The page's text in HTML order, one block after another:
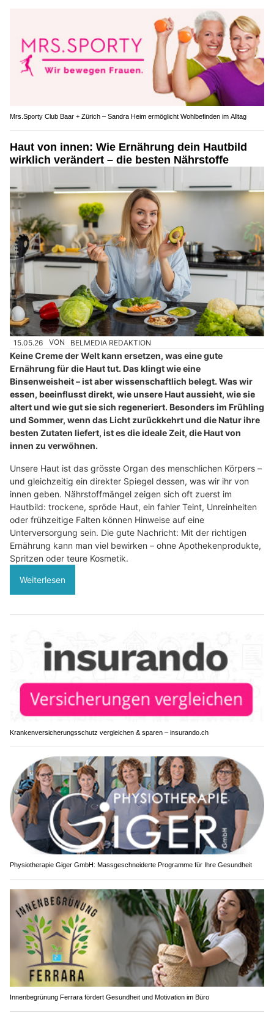
Mrs.Sporty Club Baar + Zürich – Sandra Heim ermöglicht Wohlbefinden im Alltag
Haut von innen: Wie Ernährung dein Hautbild
wirklich verändert – die besten Nährstoffe
15.05.26 VON BELMEDIA REDAKTION
Keine Creme der Welt kann ersetzen, was eine gute
Ernährung für die Haut tut. Das klingt wie eine
Binsenweisheit – ist aber wissenschaftlich belegt. Was wir
essen, beeinflusst direkt, wie unsere Haut aussieht, wie sie
altert und wie gut sie sich regeneriert. Besonders im Frühling
und Sommer, wenn das Licht zurückkehrt und die Natur ihre
besten Zutaten liefert, ist es die ideale Zeit, die Haut von
innen zu verwöhnen.
Unsere Haut ist das grösste Organ des menschlichen Körpers –
und gleichzeitig ein direkter Spiegel dessen, was wir ihr von
innen geben. Nährstoffmängel zeigen sich oft zuerst im
Hautbild: trockene, spröde Haut, ein fahler Teint, Unreinheiten
oder frühzeitige Falten können Hinweise auf eine
Unterversorgung sein. Die gute Nachricht: Mit der richtigen
Ernährung kann man viel bewirken – ohne Apothekenprodukte,
Spritzen oder teure Kosmetik.
Weiterlesen
Krankenversicherungsschutz vergleichen & sparen – insurando.ch
Physiotherapie Giger GmbH: Massgeschneiderte Programme für Ihre Gesundheit
Innenbegrünung Ferrara fördert Gesundheit und Motivation im Büro